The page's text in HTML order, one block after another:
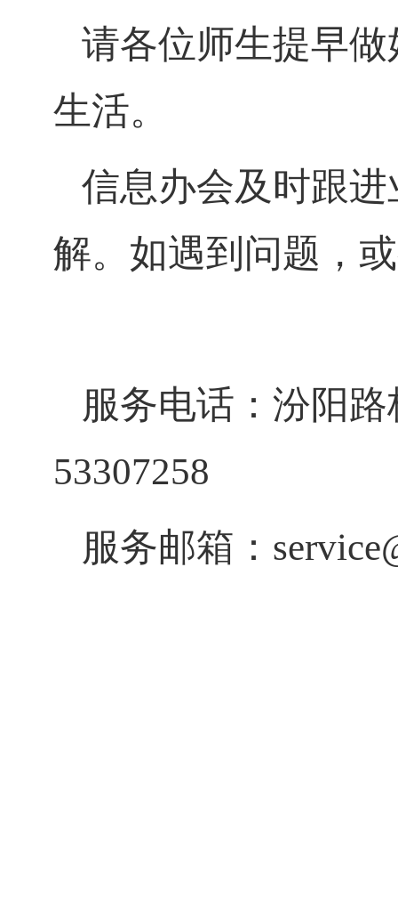
请各位师生提早
生活。
信息办会及时跟
解。如遇到问题，
服务电话：汾阳路
53307258
服务邮箱：